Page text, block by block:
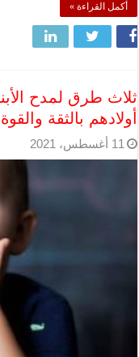
أكمل القراءة »
ثلاث طرق لمدح
أولادهم بالثقة
11 أغسطس، 2021